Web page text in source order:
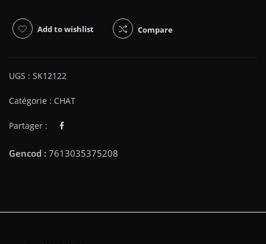
Add to wishlist Compare
UGS : SK12122
Catégorie : CHAT
Partager :